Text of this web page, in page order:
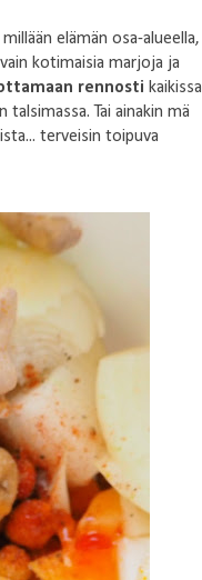
elämän osa-alueella,
kotimaisia marjoja ja
rennosti kaikissa
Tai ainakin mä
terveisin toipuva